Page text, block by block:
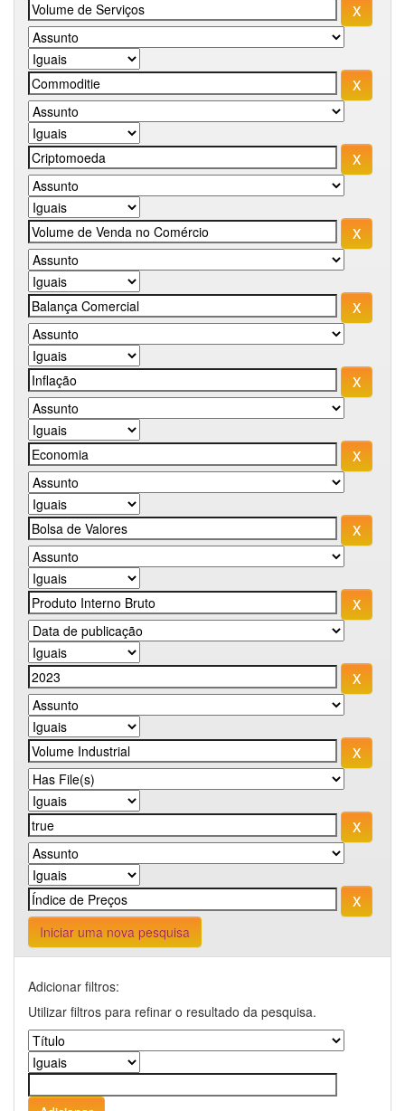
Iniciar uma nova pesquisa
Adicionar filtros:
Utilizar filtros para refinar o resultado da pesquisa.